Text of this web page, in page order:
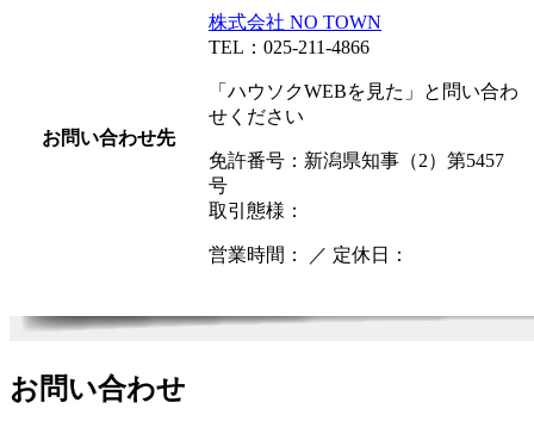
お問い合わせ先
株式会社 NO TOWN
TEL：025-211-4866
「ハウソクWEBを見た」と問い合わ
せください
免許番号：新潟県知事（2）第5457
号
取引態様：
営業時間： ／ 定休日：
お問い合わせ